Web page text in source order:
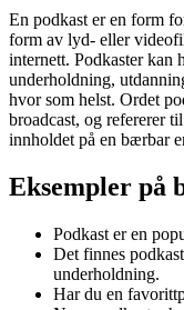
En podkast er en form
form av lyd- eller
internett. Podkaster kan
underholdning,
hvor som helst. Ordet
broadcast, og refererer
innholdet på en bærbar
Eksempler på
Podkast er en
Det finnes
underholdning.
Har du en